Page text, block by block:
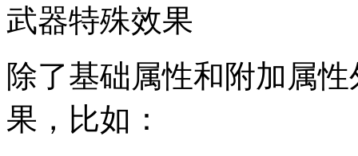
武器特殊效果
除了基础属性和附加属
果，比如：